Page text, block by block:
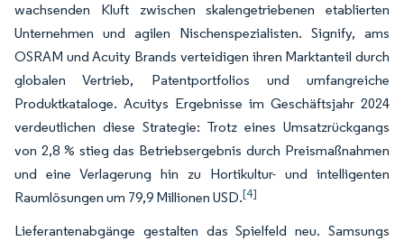
wachsenden Kluft zwischen skalengetriebenen etablierten
Unternehmen und agilen Nischenspezialisten. Signify, ams
OSRAM und Acuity Brands verteidigen ihren Marktanteil durch
globalen Vertrieb, Patentportfolios und umfangreiche
Produktkataloge. Acuitys Ergebnisse im Geschäftsjahr 2024
verdeutlichen diese Strategie: Trotz eines Umsatzrückgangs
von 2,8 % stieg das Betriebsergebnis durch Preismaßnahmen
und eine Verlagerung hin zu Hortikultur- und intelligenten
Raumlösungen um 79,9 Millionen USD.[4]
Lieferantenabgänge gestalten das Spielfeld neu. Samsungs